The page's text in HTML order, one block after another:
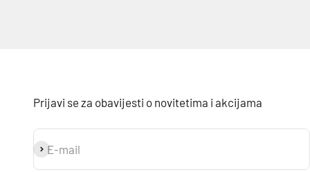
Prijavi se za obavijesti o novitetima i akcijama
E-mail
Prijavi se